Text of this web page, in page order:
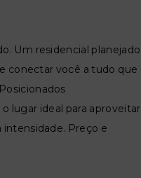
Um residencial planejado
conectar você a tudo que
lugar ideal para aproveitar
Preço e